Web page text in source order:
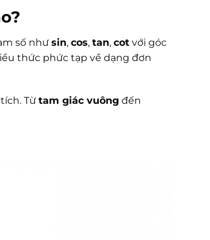
số như sin, cos, tan, cot với góc
thức phức tạp về dạng đơn
Từ tam giác vuông đến